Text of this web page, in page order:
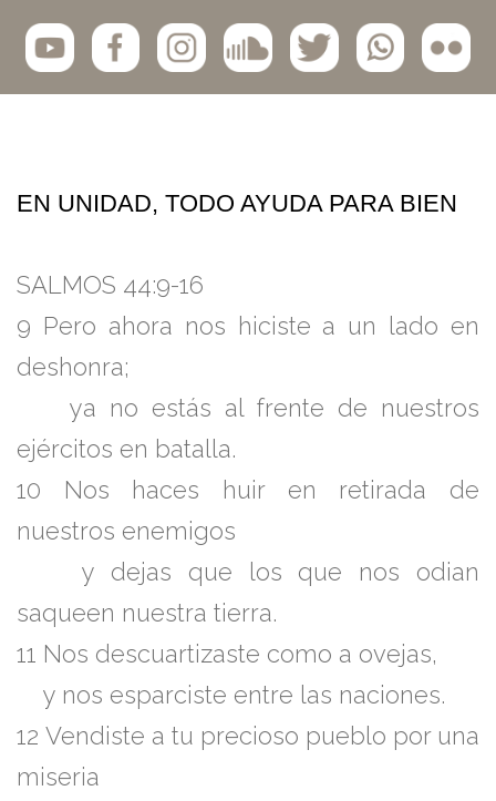
EN UNIDAD, TODO AYUDA PARA BIEN
SALMOS 44:9-16
9 Pero ahora nos hiciste a un lado en
deshonra;
ya no estás al frente de nuestros
ejércitos en batalla.
10 Nos haces huir en retirada de
nuestros enemigos
y dejas que los que nos odian
saqueen nuestra tierra.
11 Nos descuartizaste como a ovejas,
y nos esparciste entre las naciones.
12 Vendiste a tu precioso pueblo por una
miseria